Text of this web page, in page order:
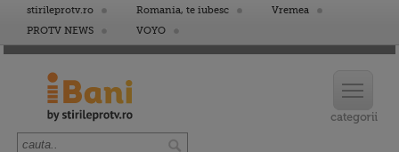
stirileprotv.ro Romania, te iubesc
Vremea
PROTV NEWS
VOYO